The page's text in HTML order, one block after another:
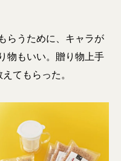
らうために、キャラが
物もいい。贈り物上手
てもらった。